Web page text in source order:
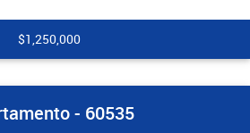
$1,250,000
- 60535